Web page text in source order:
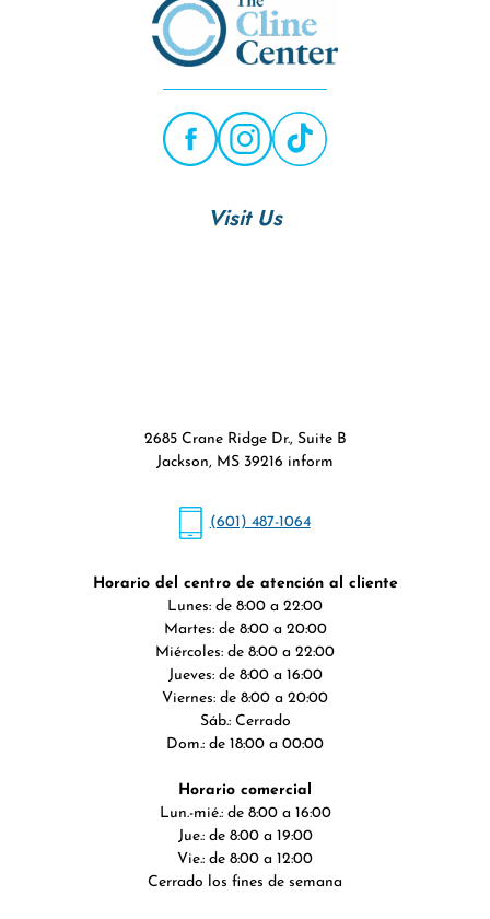
Visit Us
2685 Crane Ridge Dr., Suite B
Jackson, MS 39216 inform
(601) 487-1064
Horario del centro de atención al cliente
Lunes: de 8:00 a 22:00
Martes: de 8:00 a 20:00
Miércoles: de 8:00 a 22:00
Jueves: de 8:00 a 16:00
Viernes: de 8:00 a 20:00
Sáb.: Cerrado
Dom.: de 18:00 a 00:00
Horario comercial
Lun.-mié.: de 8:00 a 16:00
Jue.: de 8:00 a 19:00
Vie.: de 8:00 a 12:00
Cerrado los fines de semana